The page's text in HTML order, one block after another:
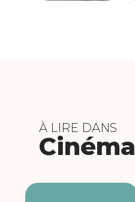
À LIRE DANS
Cinéma